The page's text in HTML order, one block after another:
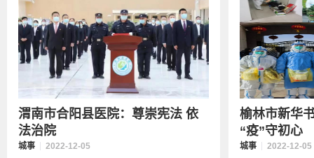
渭南市合阳县医院：尊崇宪法 依
法治院
城事 2022-12-05
榆林市新华
“疫”守初心
城事 2022-12-05